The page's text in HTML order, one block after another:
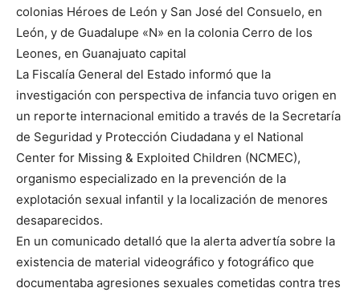
colonias Héroes de León y San José del Consuelo, en
León, y de Guadalupe «N» en la colonia Cerro de los
Leones, en Guanajuato capital
La Fiscalía General del Estado informó que la
investigación con perspectiva de infancia tuvo origen en
un reporte internacional emitido a través de la Secretaría
de Seguridad y Protección Ciudadana y el National
Center for Missing & Exploited Children (NCMEC),
organismo especializado en la prevención de la
explotación sexual infantil y la localización de menores
desaparecidos.
En un comunicado detalló que la alerta advertía sobre la
existencia de material videográfico y fotográfico que
documentaba agresiones sexuales cometidas contra tres